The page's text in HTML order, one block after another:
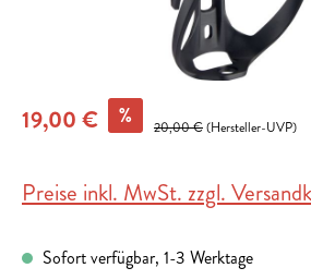
19,00 € % 20,00 €(Hersteller-UVP)
Preise inkl. MwSt. zzgl.
Sofort verfügbar, 1-3 Werktage